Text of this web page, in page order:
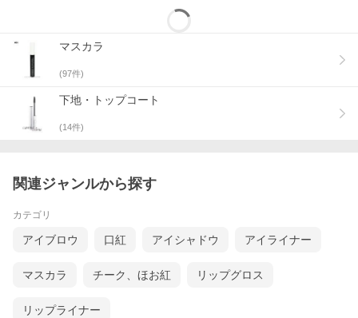
マスカラ
(97件)
下地・トップコート
(14件)
関連ジャンルから探す
カテゴリ
アイブロウ 口紅 アイシャドウ アイライナー
マスカラ チーク、ほお紅 リップグロス
リップライナー